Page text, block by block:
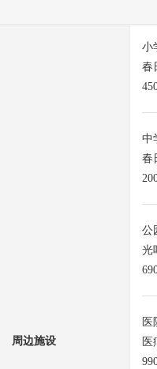
周边施设
小
春
中
春
公
光
医